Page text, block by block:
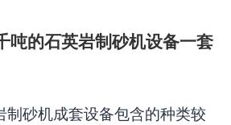
吨的石英岩制砂机设备一套
制砂机成套设备包含的种类较